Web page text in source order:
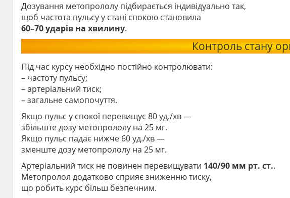
Дозування метопрололу підбирається індивідуально так,
щоб частота пульсу у стані спокою становила
60–70 ударів на хвилину.
Контроль стану
Під час курсу необхідно постійно контролювати:
– частоту пульсу;
– артеріальний тиск;
– загальне самопочуття.
Якщо пульс у спокої перевищує 80 уд./хв —
збільште дозу метопрололу на 25 мг.
Якщо пульс падає нижче 60 уд./хв —
зменште дозу метопрололу на 25 мг.
Артеріальний тиск не повинен перевищувати 140/90 мм рт. ст..
Метопролол додатково сприяє зниженню тиску,
що робить курс більш безпечним.